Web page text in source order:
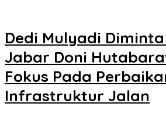
Dedi Mulyadi
Jabar Doni
Fokus Pada
Infrastruktur Jalan